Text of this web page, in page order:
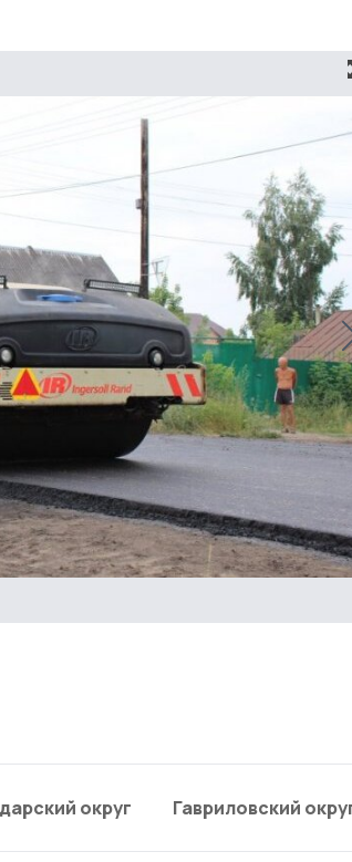
округ Гавриловский